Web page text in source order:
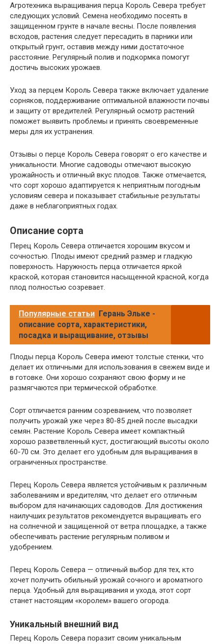
Агротехника выращивания перца Король Севера требует
следующих условий. Семена необходимо посеять в
защищенном грунте в начале весны. После появления
всходов, растения следует пересадить в парники или
открытый грунт, оставив между ними достаточное
расстояние. Регулярный полив и подкормка помогут
достичь высоких урожаев.
Уход за перцем Король Севера также включает удаление
сорняков, поддерживание оптимальной влажности почвы
и защиту от вредителей. Регулярный осмотр растений
поможет выявить проблемы и принять своевременные
меры для их устранения.
Отзывы о перце Король Севера говорят о его качестве и
уникальности. Многие садоводы отмечают высокую
урожайность и отличный вкус плодов. Также отмечается,
что сорт хорошо адаптируется к неприятным погодным
условиям севера и показывает стабильные результаты
даже в неблагоприятных годах.
Описание сорта
Перец Король Севера отличается хорошим вкусом и
сочностью. Плоды имеют средний размер и гладкую
поверхность. Наружность перца отличается яркой
краской, которая становится насыщенной красной, когда
плод полностью созревает.
Популярные статьи Герань Эльке -
описание сорта, характеристики,
посадка и выращивание, отзывы
Плоды перца Король Севера имеют толстые стенки, что
делает их отличными для использования в свежем виде и
в готовке. Они хорошо сохраняют свою форму и не
размягчаются при термической обработке.
Сорт отличается ранним созреванием, что позволяет
получить урожай уже через 80-85 дней после высадки
семян. Растение Король Севера имеет компактный
хорошо разветвленный куст, достигающий высоты около
60-70 см. Это делает его удобным для выращивания в
ограниченных пространстве.
Перец Король Севера является устойчивым к различным
заболеваниям и вредителям, что делает его отличным
выбором для начинающих садоводов. Для достижения
наилучших результатов рекомендуется выращивать его
на солнечной и защищенной от ветра площадке, а также
обеспечивать растение регулярным поливом и
удобрением.
Перец Король Севера — отличный выбор для тех, кто
хочет получить обильный урожай сочного и ароматного
перца. Удобный для выращивания и ухода, этот сорт
станет настоящим «королем» вашего огорода.
Уникальный внешний вид
Перец Король Севера поразит своим уникальным